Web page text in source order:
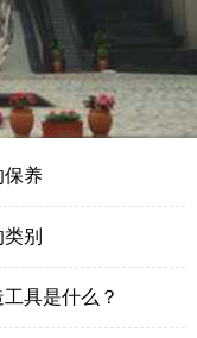
保养
别
具是什么？